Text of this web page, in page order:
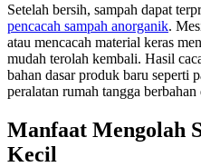
Setelah bersih, sampah dapat
pencacah sampah anorganik.
atau mencacah material keras
mudah terolah kembali. Hasil
bahan dasar produk baru seperti
peralatan rumah tangga berbahan
Manfaat Mengolah
Kecil